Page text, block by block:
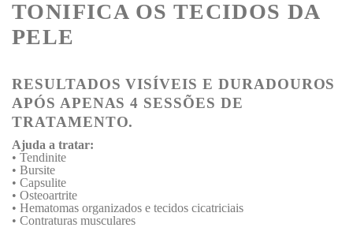
TONIFICA OS TECIDOS DA
PELE
RESULTADOS VISÍVEIS E DURADOUROS
APÓS APENAS 4 SESSÕES DE
TRATAMENTO.
Ajuda a tratar:
• Tendinite
• Bursite
• Capsulite
• Osteoartrite
• Hematomas organizados e tecidos cicatriciais
• Contraturas musculares